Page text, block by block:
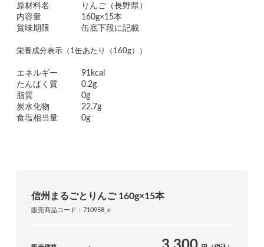
原材料名
りんご（長野県）
内容量
160g×15本
賞味期限
缶底下段に記載
栄養成分表示（1缶あたり（160g））
エネルギー
91kcal
たんぱく質
0.2g
脂質
0g
炭水化物
22.7g
食塩相当量
0g
信州まるごとりんご 160g×15本
販売商品コード：710958_e